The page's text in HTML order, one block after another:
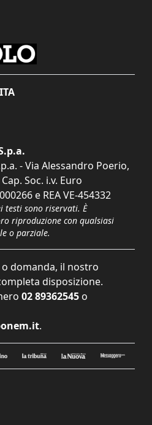
- Via Alessandro Poerio,
Soc. i.v. Euro
e REA VE-454332
sono riservati. È
riproduzione con qualsiasi
o parziale.
domanda, il nostro
disposizione.
02 89362545 o
.